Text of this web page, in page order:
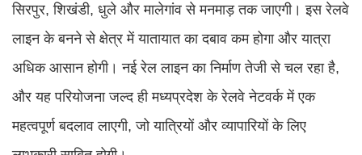
सिरपुर, शिखंडी, धुले और मालेगांव से मनमाड़ तक जाएगी। इस रेलवे
लाइन के बनने से क्षेत्र में यातायात का दबाव कम होगा और यात्रा
अधिक आसान होगी। नई रेल लाइन का निर्माण तेजी से चल रहा है,
और यह परियोजना जल्द ही मध्यप्रदेश के रेलवे नेटवर्क में एक
महत्वपूर्ण बदलाव लाएगी, जो यात्रियों और व्यापारियों के लिए